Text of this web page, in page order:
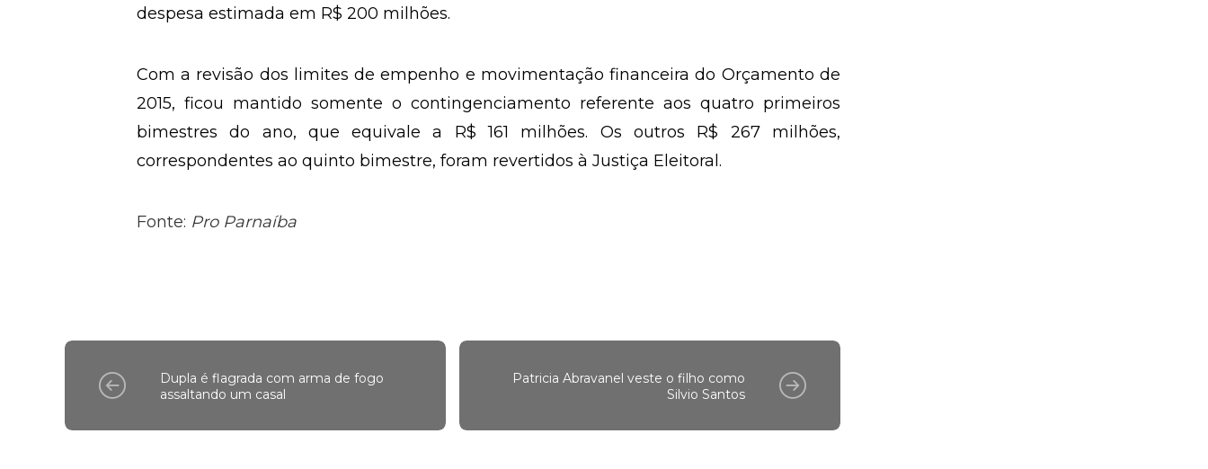
despesa estimada em R$ 200 milhões.
Com a revisão dos limites de empenho e movimentação financeira do Orçamento de
2015, ficou mantido somente o contingenciamento referente aos quatro primeiros
bimestres do ano, que equivale a R$ 161 milhões. Os outros R$ 267 milhões,
correspondentes ao quinto bimestre, foram revertidos à Justiça Eleitoral.
Fonte: Pro Parnaíba
Dupla é flagrada com arma de fogo
assaltando um casal
Patricia Abravanel veste o filho como
Silvio Santos